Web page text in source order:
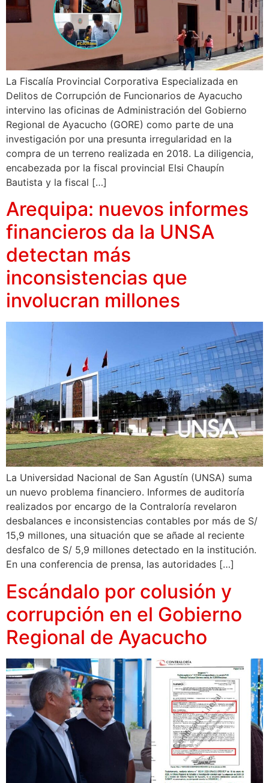
La Fiscalía Provincial Corporativa Especializada en
Delitos de Corrupción de Funcionarios de Ayacucho
intervino las oficinas de Administración del Gobierno
Regional de Ayacucho (GORE) como parte de una
investigación por una presunta irregularidad en la
compra de un terreno realizada en 2018. La diligencia,
encabezada por la fiscal provincial Elsi Chaupín
Bautista y la fiscal […]
Arequipa: nuevos informes
financieros da la UNSA
detectan más
inconsistencias que
involucran millones
La Universidad Nacional de San Agustín (UNSA) suma
un nuevo problema financiero. Informes de auditoría
realizados por encargo de la Contraloría revelaron
desbalances e inconsistencias contables por más de S/
15,9 millones, una situación que se añade al reciente
desfalco de S/ 5,9 millones detectado en la institución.
En una conferencia de prensa, las autoridades […]
Escándalo por colusión y
corrupción en el Gobierno
Regional de Ayacucho